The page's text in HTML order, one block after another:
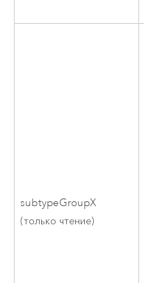
subtypeGroupX
(только чтение)